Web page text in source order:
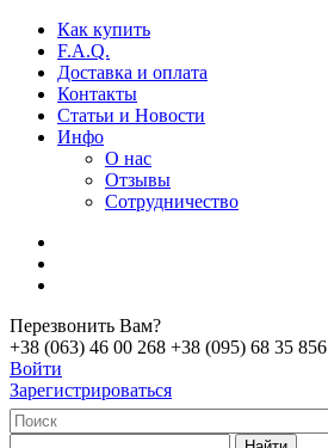
Как купить
F.A.Q.
Доставка и оплата
Контакты
Статьи и Новости
Инфо
О нас
Отзывы
Сотрудничество
Перезвонить Вам?
+38 (063) 46 00 268 +38 (095) 68 35 856
Войти
Зарегистрироваться